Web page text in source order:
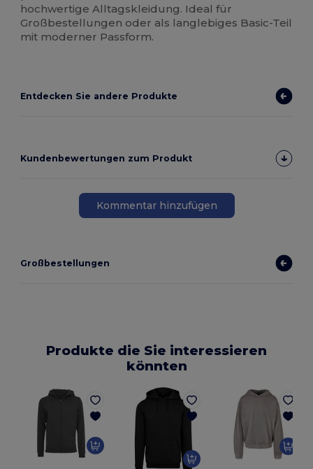
hochwertige Alltagskleidung. Ideal für
Großbestellungen oder als langlebiges Basic-Teil
mit moderner Passform.
Entdecken Sie andere Produkte
Kundenbewertungen zum Produkt
Kommentar hinzufügen
Großbestellungen
Produkte die Sie interessieren
könnten